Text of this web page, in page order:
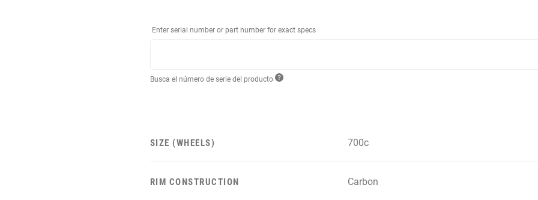
Enter serial number or part number for exact specs
Busca el número de serie del producto
SIZE (WHEELS) 700c
RIM CONSTRUCTION Carbon